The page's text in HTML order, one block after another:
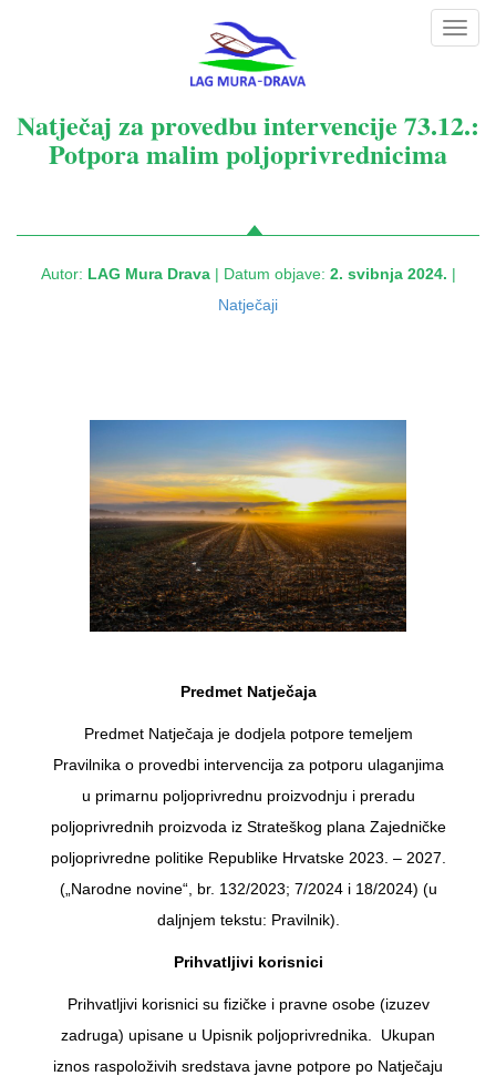
Natječaj za provedbu intervencije 73.12.:
Potpora malim poljoprivrednicima
Autor: LAG Mura Drava| Datum objave: 2. svibnja 2024. |
Natječaji
Predmet Natječaja
Predmet Natječaja je dodjela potpore temeljem
Pravilnika o provedbi intervencija za potporu ulaganjima
u primarnu poljoprivrednu proizvodnju i preradu
poljoprivrednih proizvoda iz Strateškog plana Zajedničke
poljoprivredne politike Republike Hrvatske 2023. – 2027.
(„Narodne novine“, br. 132/2023; 7/2024 i 18/2024) (u
daljnjem tekstu: Pravilnik).
Prihvatljivi korisnici
Prihvatljivi korisnici su fizičke i pravne osobe (izuzev
zadruga) upisane u Upisnik poljoprivrednika. Ukupan
iznos raspoloživih sredstava javne potpore po Natječaju